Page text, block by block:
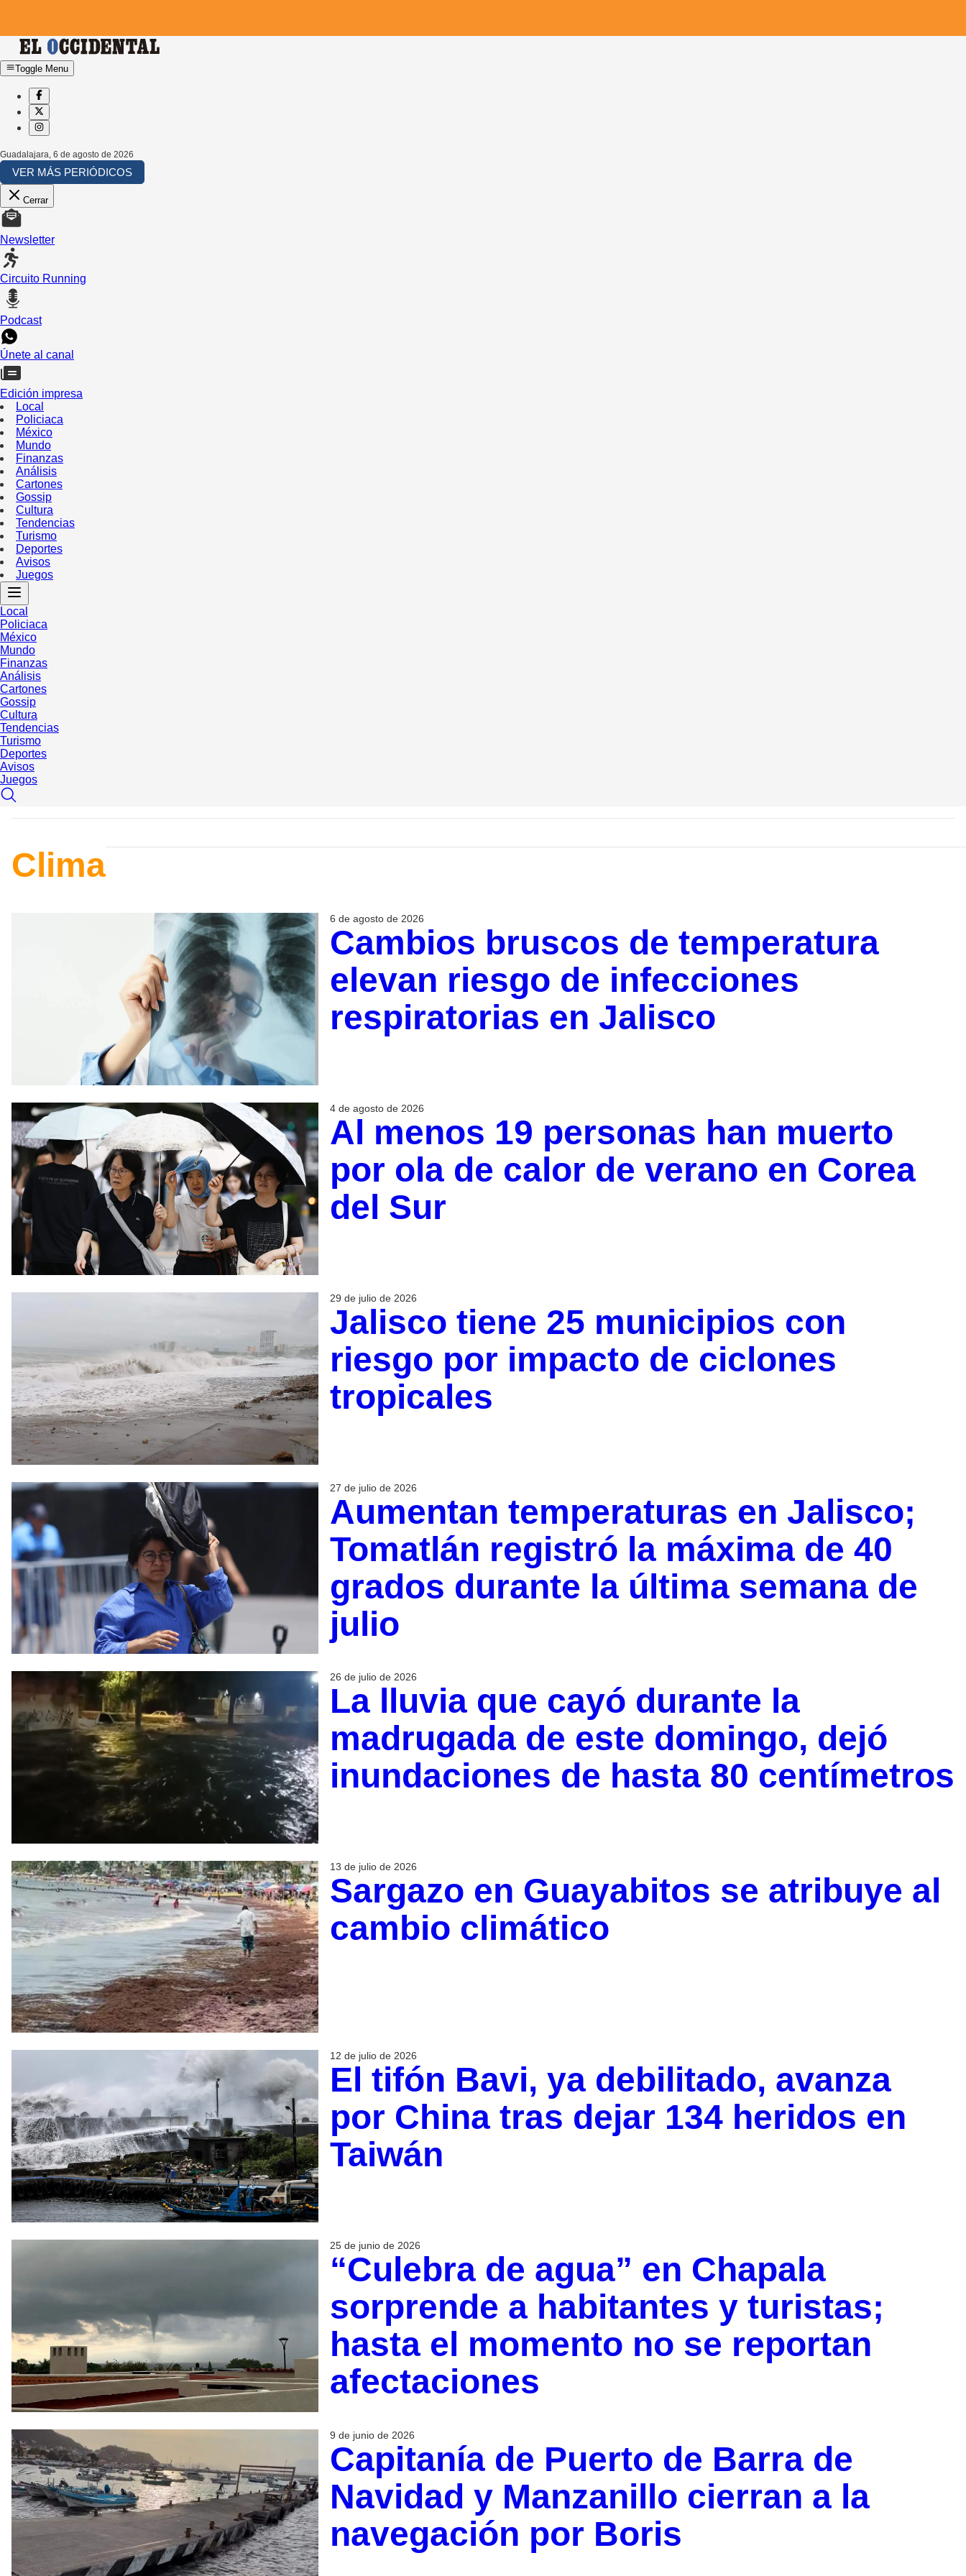
Toggle Menu
Guadalajara, 6 de agosto de 2026
VER MÁS PERIÓDICOS
Cerrar
Newsletter
Circuito Running
Podcast
Únete al canal
Edición impresa
Local
Policiaca
México
Mundo
Finanzas
Análisis
Cartones
Gossip
Cultura
Tendencias
Turismo
Deportes
Avisos
Juegos
Local
Policiaca
México
Mundo
Finanzas
Análisis
Cartones
Gossip
Cultura
Tendencias
Turismo
Deportes
Avisos
Juegos
Clima
6 de agosto de 2026
Cambios bruscos de temperatura
elevan riesgo de infecciones
respiratorias en Jalisco
4 de agosto de 2026
Al menos 19 personas han muerto
por ola de calor de verano en Corea
del Sur
29 de julio de 2026
Jalisco tiene 25 municipios con
riesgo por impacto de ciclones
tropicales
27 de julio de 2026
Aumentan temperaturas en Jalisco;
Tomatlán registró la máxima de 40
grados durante la última semana de
julio
26 de julio de 2026
La lluvia que cayó durante la
madrugada de este domingo, dejó
inundaciones de hasta 80 centímetros
13 de julio de 2026
Sargazo en Guayabitos se atribuye al
cambio climático
12 de julio de 2026
El tifón Bavi, ya debilitado, avanza
por China tras dejar 134 heridos en
Taiwán
25 de junio de 2026
“Culebra de agua” en Chapala
sorprende a habitantes y turistas;
hasta el momento no se reportan
afectaciones
9 de junio de 2026
Capitanía de Puerto de Barra de
Navidad y Manzanillo cierran a la
navegación por Boris